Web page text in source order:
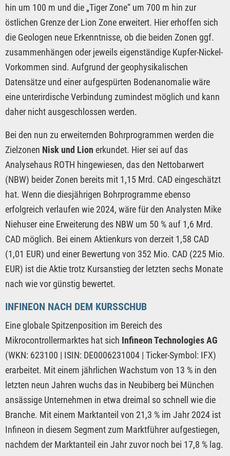
hin um 100 m und die „Tiger Zone“ um 700 m hin zur
östlichen Grenze der Lion Zone erweitert. Hier erhoffen sich
die Geologen neue Erkenntnisse, ob die beiden Zonen ggf.
zusammenhängen oder jeweils eigenständige Kupfer-Nickel-
Vorkommen sind. Aufgrund der geophysikalischen
Datensätze und einer aufgespürten Bodenanomalie wäre
eine unterirdische Verbindung zumindest möglich und kann
daher nicht ausgeschlossen werden.
Bei den nun zu erweiternden Bohrprogrammen werden die
Zielzonen Nisk und Lion erkundet. Hier sei auf das
Analysehaus ROTH hingewiesen, das den Nettobarwert
(NBW) beider Zonen bereits mit 1,15 Mrd. CAD eingeschätzt
hat. Wenn die diesjährigen Bohrprogramme ebenso
erfolgreich verlaufen wie 2024, wäre für den Analysten Mike
Niehuser eine Erweiterung des NBW um 50 % auf 1,6 Mrd.
CAD möglich. Bei einem Aktienkurs von derzeit 1,58 CAD
(1,01 EUR) und einer Bewertung von 352 Mio. CAD (225 Mio.
EUR) ist die Aktie trotz Kursanstieg der letzten sechs Monate
nach wie vor günstig bewertet.
INFINEON NACH DEM KURSSCHUB
Eine globale Spitzenposition im Bereich des
Mikrocontrollermarktes hat sich Infineon Technologies AG
(WKN: 623100 | ISIN: DE0006231004 | Ticker-Symbol: IFX)
erarbeitet. Mit einem jährlichen Wachstum von 13 % in den
letzten neun Jahren wuchs das in Neubiberg bei München
ansässige Unternehmen in etwa dreimal so schnell wie die
Branche. Mit einem Marktanteil von 21,3 % im Jahr 2024 ist
Infineon in diesem Segment zum Marktführer aufgestiegen,
nachdem der Marktanteil ein Jahr zuvor noch bei 17,8 % lag.